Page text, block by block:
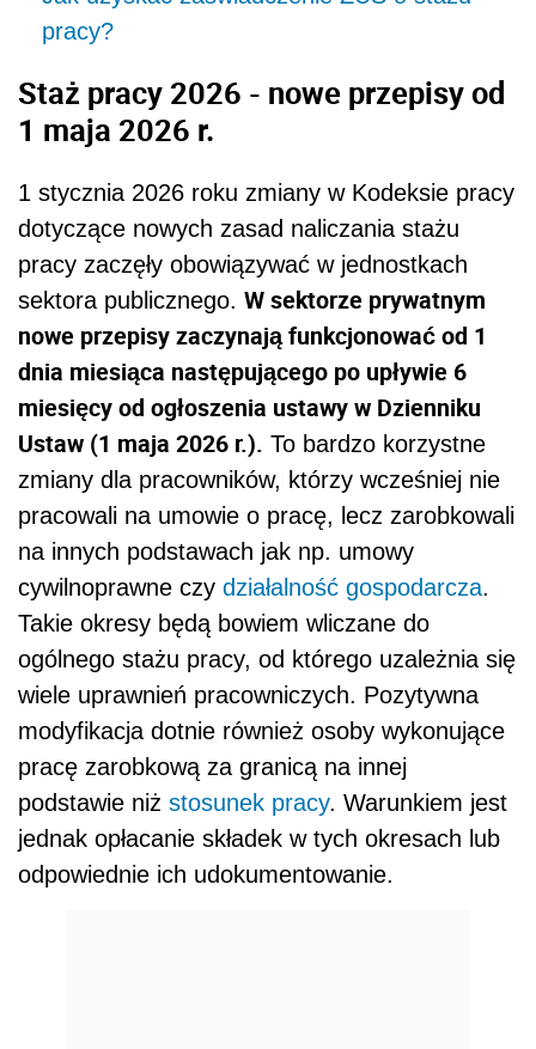
pracy?
Staż pracy 2026 - nowe przepisy od
1 maja 2026 r.
1 stycznia 2026 roku zmiany w Kodeksie pracy
dotyczące nowych zasad naliczania stażu
pracy zaczęły obowiązywać w jednostkach
sektora publicznego. W sektorze prywatnym
nowe przepisy zaczynają funkcjonować od 1
dnia miesiąca następującego po upływie 6
miesięcy od ogłoszenia ustawy w Dzienniku
Ustaw (1 maja 2026 r.). To bardzo korzystne
zmiany dla pracowników, którzy wcześniej nie
pracowali na umowie o pracę, lecz zarobkowali
na innych podstawach jak np. umowy
cywilnoprawne czy działalność gospodarcza.
Takie okresy będą bowiem wliczane do
ogólnego stażu pracy, od którego uzależnia się
wiele uprawnień pracowniczych. Pozytywna
modyfikacja dotnie również osoby wykonujące
pracę zarobkową za granicą na innej
podstawie niż stosunek pracy. Warunkiem jest
jednak opłacanie składek w tych okresach lub
odpowiednie ich udokumentowanie.